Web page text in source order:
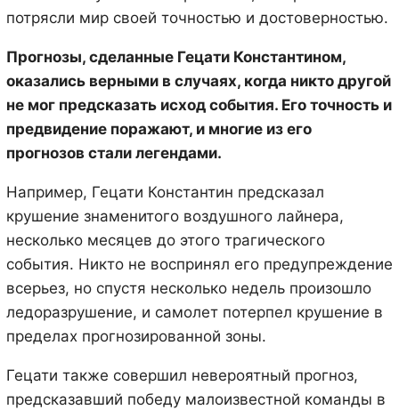
потрясли мир своей точностью и достоверностью.
Прогнозы, сделанные Гецати Константином,
оказались верными в случаях, когда никто другой
не мог предсказать исход события. Его точность и
предвидение поражают, и многие из его
прогнозов стали легендами.
Например, Гецати Константин предсказал
крушение знаменитого воздушного лайнера,
несколько месяцев до этого трагического
события. Никто не воспринял его предупреждение
всерьез, но спустя несколько недель произошло
ледоразрушение, и самолет потерпел крушение в
пределах прогнозированной зоны.
Гецати также совершил невероятный прогноз,
предсказавший победу малоизвестной команды в